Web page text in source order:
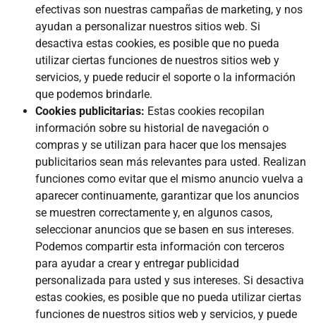
efectivas son nuestras campañas de marketing, y nos
ayudan a personalizar nuestros sitios web. Si
desactiva estas cookies, es posible que no pueda
utilizar ciertas funciones de nuestros sitios web y
servicios, y puede reducir el soporte o la información
que podemos brindarle.
Cookies publicitarias: Estas cookies recopilan
información sobre su historial de navegación o
compras y se utilizan para hacer que los mensajes
publicitarios sean más relevantes para usted. Realizan
funciones como evitar que el mismo anuncio vuelva a
aparecer continuamente, garantizar que los anuncios
se muestren correctamente y, en algunos casos,
seleccionar anuncios que se basen en sus intereses.
Podemos compartir esta información con terceros
para ayudar a crear y entregar publicidad
personalizada para usted y sus intereses. Si desactiva
estas cookies, es posible que no pueda utilizar ciertas
funciones de nuestros sitios web y servicios, y puede